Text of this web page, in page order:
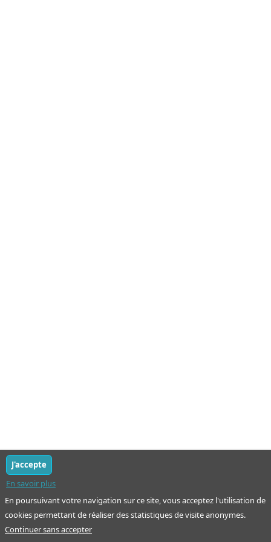
En poursuivant votre navigation sur ce site, vous acceptez l'utilisation de
cookies permettant de réaliser des statistiques de visite anonymes.
En savoir plus
J'accepte
Continuer sans accepter